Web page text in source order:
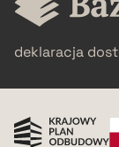
pobierz cytat
BIBTEX
deklaracja